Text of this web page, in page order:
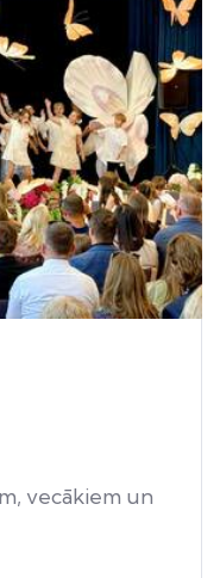
vecākiem un